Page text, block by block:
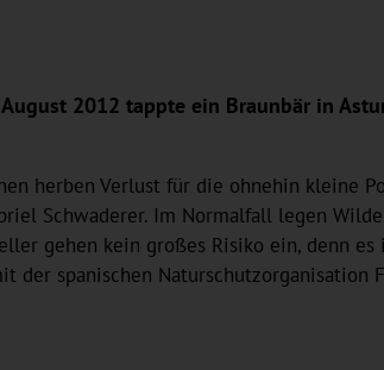
2012 tappte ein Braunbär in
herben Verlust für die ohnehin kleine
Schwaderer. Im Normalfall legen
gehen kein großes Risiko ein, denn
der spanischen